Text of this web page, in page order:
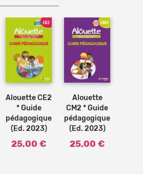
Ajouter
au
Alouette CE2
* Guide
pédagogique
(Ed. 2023)
25,00 €
Ajouter
au
Alouette
CM2 * Guide
pédagogique
(Ed. 2023)
25,00 €